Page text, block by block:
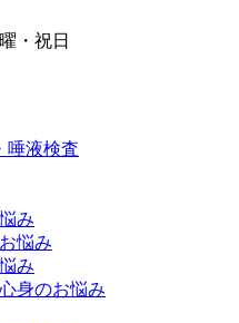
・祝日
唾液検査
み
悩み
み
身のお悩み